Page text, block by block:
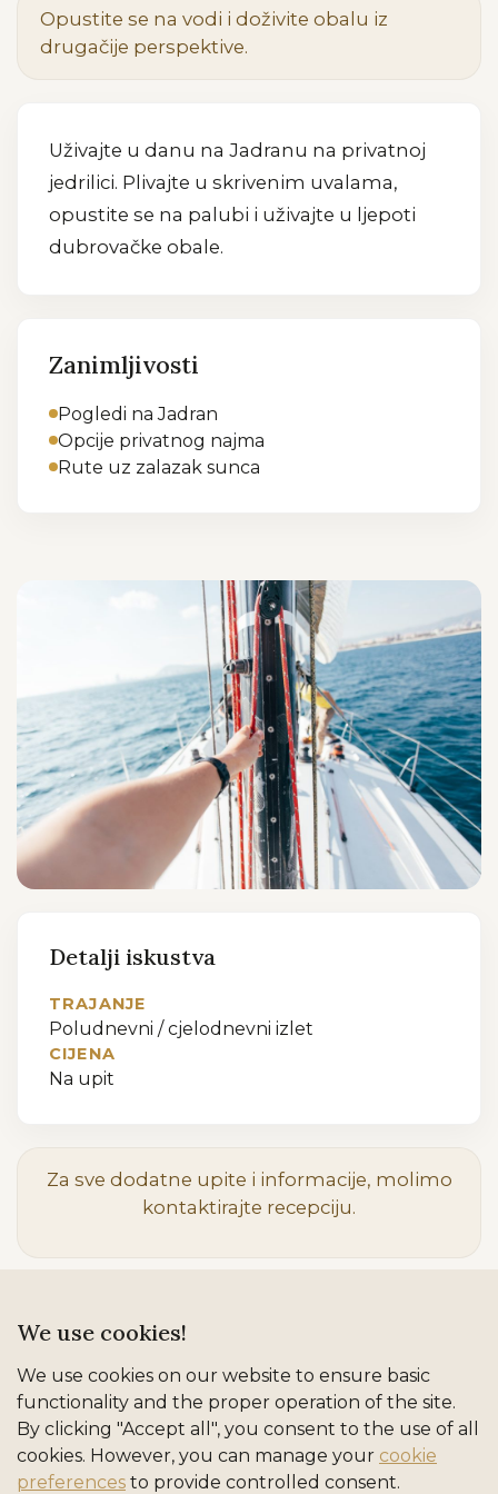
Opustite se na vodi i doživite obalu iz
drugačije perspektive.
Uživajte u danu na Jadranu na privatnoj
jedrilici. Plivajte u skrivenim uvalama,
opustite se na palubi i uživajte u ljepoti
dubrovačke obale.
Zanimljivosti
Pogledi na Jadran
Opcije privatnog najma
Rute uz zalazak sunca
Detalji iskustva
TRAJANJE
Poludnevni / cjelodnevni izlet
CIJENA
Na upit
Za sve dodatne upite i informacije, molimo
kontaktirajte recepciju.
REFINED ADRIATIC HOSPITALITY
We use cookies!
We use cookies on our website to ensure basic
functionality and the proper operation of the site.
By clicking "Accept all", you consent to the use of all
cookies. However, you can manage your cookie
preferences to provide controlled consent.